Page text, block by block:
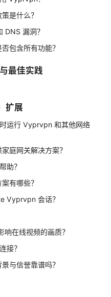
是什么？
DNS 漏洞？
包含所有功能？
最佳实践
扩展
运行 Vyprvpn 和其他网络
庭网关解决方案？
助？
有哪些？
Vyprvpn 会话？
在线视频的画质？
接？
与信誉靠谱吗？